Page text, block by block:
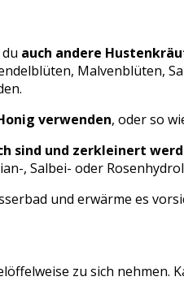
auch andere
Malvenblüten,
verwenden, oder so
sind und zerkleinert
, Salbei- oder
und erwärme es
zu sich nehmen.